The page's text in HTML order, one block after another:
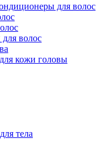
для волос
волос
кожи головы
тела